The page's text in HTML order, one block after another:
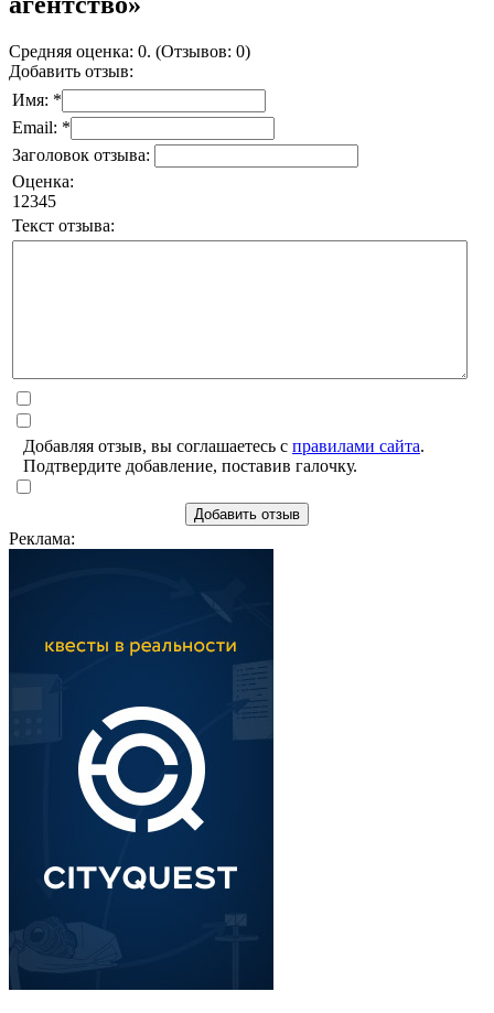
Средняя оценка: 0. (Отзывов: 0)
Добавить отзыв:
Имя: *
Email: *
Заголовок отзыва:
Оценка:
1 2345
Текст отзыва:
Добавляя отзыв, вы соглашаетесь с правилами сайта.
Подтвердите добавление, поставив галочку.
Добавить отзыв
Реклама: